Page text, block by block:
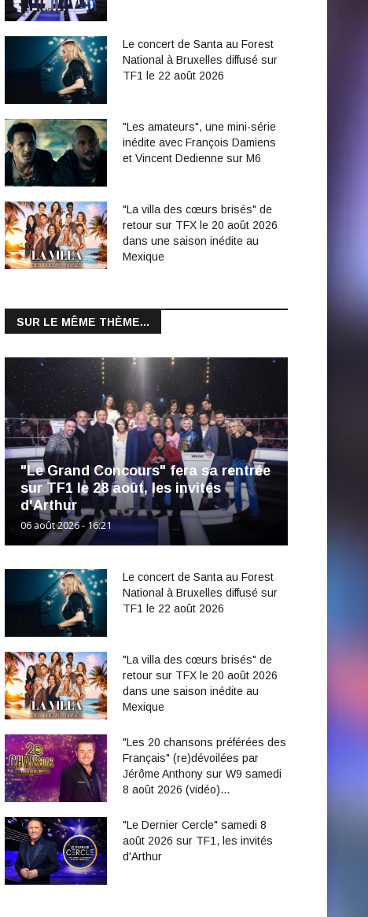
Le concert de Santa au Forest
National à Bruxelles diffusé sur
TF1 le 22 août 2026
"Les amateurs", une mini-série
inédite avec François Damiens
et Vincent Dedienne sur M6
"La villa des cœurs brisés" de
retour sur TFX le 20 août 2026
dans une saison inédite au
Mexique
SUR LE MÊME THÈME...
"Le Grand Concours" fera sa rentrée
sur TF1 le 28 août, les invités
d'Arthur
06 août 2026 - 16:21
Le concert de Santa au Forest
National à Bruxelles diffusé sur
TF1 le 22 août 2026
"La villa des cœurs brisés" de
retour sur TFX le 20 août 2026
dans une saison inédite au
Mexique
"Les 20 chansons préférées des
Français" (re)dévoilées par
Jérôme Anthony sur W9 samedi
8 août 2026 (vidéo)…
"Le Dernier Cercle" samedi 8
août 2026 sur TF1, les invités
d'Arthur